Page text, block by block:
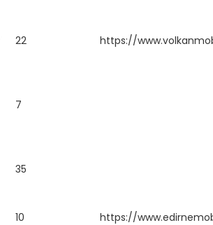
22 https://
7
35
10 https://